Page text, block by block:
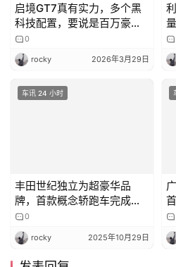
启境GT7真有实力，多个黑
科技配置，要说是百万豪车
也不为过？
0
rocky 2026年3月29日
车讯 24 小时
丰田世纪独立为超豪华品
牌，首款概念轿跑车完成首
秀0
rocky 2025年10月29日